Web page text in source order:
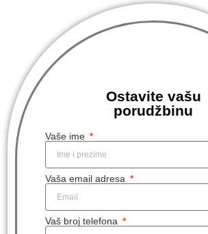
Ostavite vašu
porudžbinu
Vaše ime
Vaša email adresa
Vaš broj telefona